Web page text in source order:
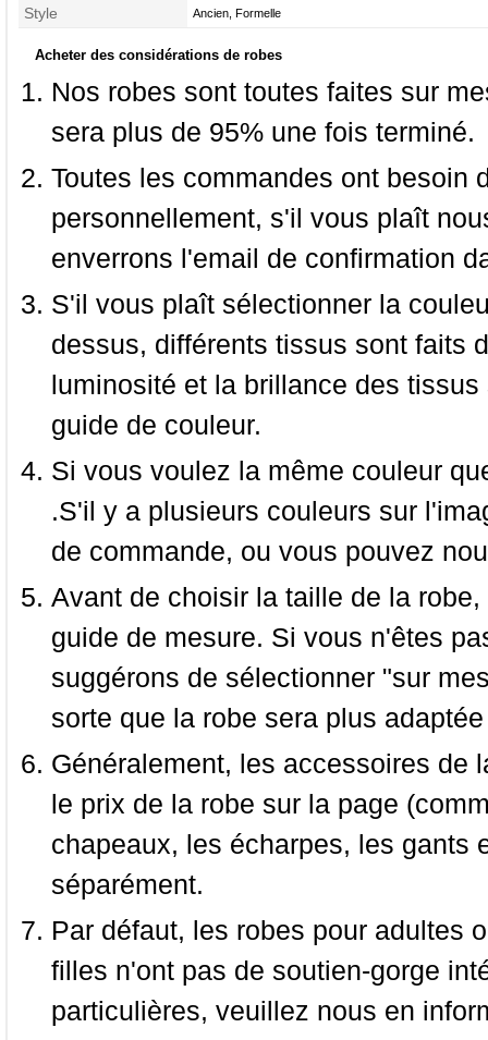
Style Ancien, Formelle
Acheter des considérations de robes
Nos robes sont toutes faites sur
sera plus de 95% une fois terminé.
Toutes les commandes ont besoin
personnellement, s'il vous plaît
enverrons l'email de confirmation
S'il vous plaît sélectionner la
dessus, différents tissus sont faits
luminosité et la brillance des
guide de couleur.
Si vous voulez la même couleur
.S'il y a plusieurs couleurs sur
de commande, ou vous pouvez
Avant de choisir la taille de la
guide de mesure. Si vous n'êtes
suggérons de sélectionner "sur
sorte que la robe sera plus
Généralement, les accessoires de
le prix de la robe sur la page
chapeaux, les écharpes, les gants
séparément.
Par défaut, les robes pour adultes
filles n'ont pas de soutien-gorge
particulières, veuillez nous en